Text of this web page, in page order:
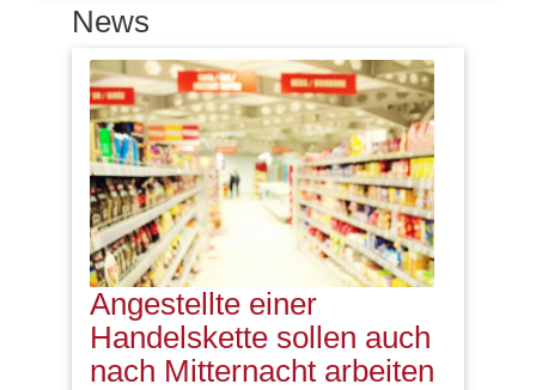
News
Angestellte einer
Handelskette sollen auch
nach Mitternacht arbeiten